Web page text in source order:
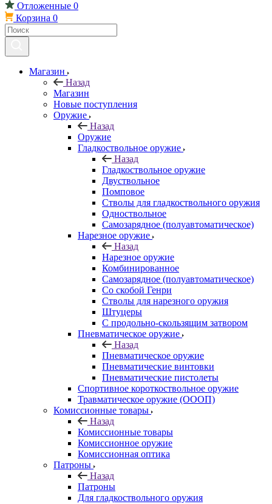
Отложенные 0
Корзина 0
Магазин
Назад
Магазин
Новые поступления
Оружие
Назад
Оружие
Гладкоствольное оружие
Назад
Гладкоствольное оружие
Двуствольное
Помповое
Стволы для гладкоствольного оружия
Одноствольное
Самозарядное (полуавтоматическое)
Нарезное оружие
Назад
Нарезное оружие
Комбинированное
Самозарядное (полуавтоматическое)
Со скобой Генри
Стволы для нарезного оружия
Штуцеры
С продольно-скользящим затвором
Пневматическое оружие
Назад
Пневматическое оружие
Пневматические винтовки
Пневматические пистолеты
Спортивное короткоствольное оружие
Травматическое оружие (ОООП)
Комиссионные товары
Назад
Комиссионные товары
Комиссионное оружие
Комиссионная оптика
Патроны
Назад
Патроны
Для гладкоствольного оружия